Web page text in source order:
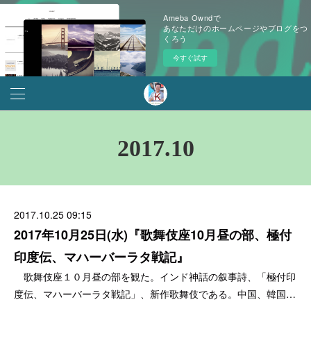
Ameba Owndで
あなただけのホームページやブログをつ
くろう
今すぐ試す
2017.10
2017.10.25 09:15
2017年10月25日(水)『歌舞伎座10月昼の部、極付
印度伝、マハーバーラタ戦記』
歌舞伎座１０月昼の部を観た。インド神話の叙事詩、「極付印
度伝、マハーバーラタ戦記」、新作歌舞伎である。中国、韓国…